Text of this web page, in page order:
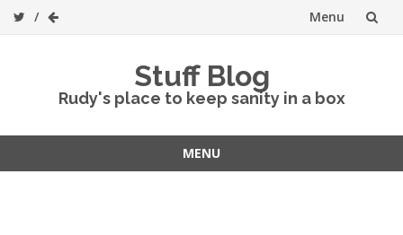
Menu
Stuff Blog
Rudy's place to keep sanity in a box
MENU